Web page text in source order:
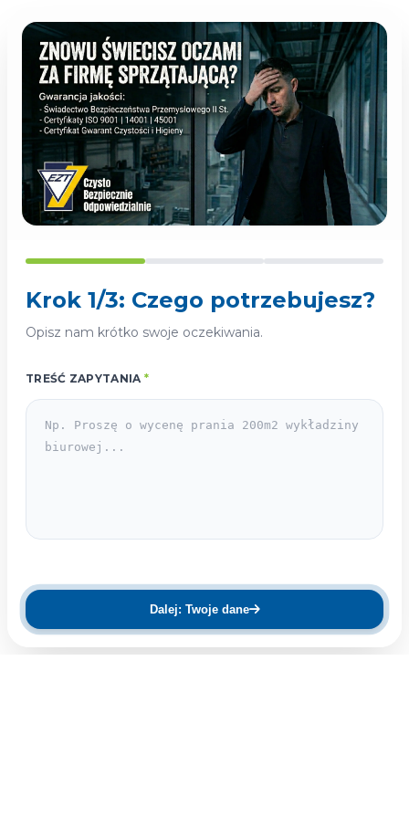
Krok 1/3: Czego potrzebujesz?
Opisz nam krótko swoje oczekiwania.
TREŚĆ ZAPYTANIA *
Dalej: Twoje dane